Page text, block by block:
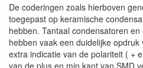
De coderingen zoals hierboven
toegepast op keramische
hebben. Tantaal condensatoren
hebben vaak een duidelijke
extra indicatie van de polariteit ( +
van de plus en min kant van SMD